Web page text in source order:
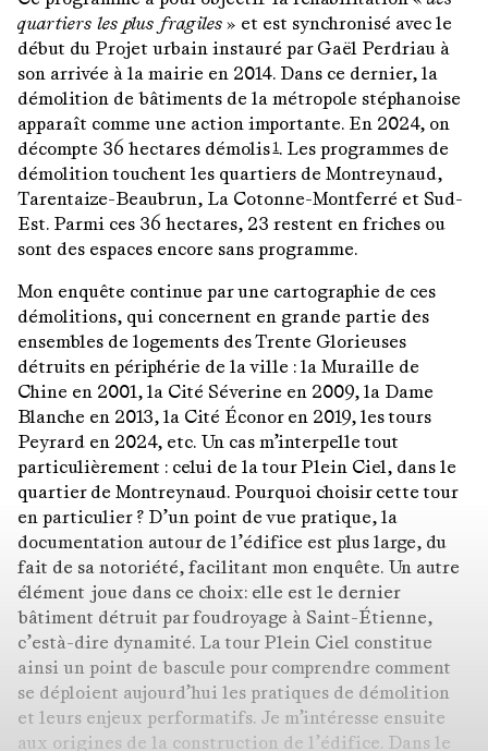
quartiers les plus fragiles » et est synchronisé avec le
début du Projet urbain instauré par Gaël Perdriau à
son arrivée à la mairie en 2014. Dans ce dernier, la
démolition de bâtiments de la métropole stéphanoise
apparaît comme une action importante. En 2024, on
décompte 36 hectares démolis 1. Les programmes de
démolition touchent les quartiers de Montreynaud,
Tarentaize-Beaubrun, La Cotonne-Montferré et Sud-
Est. Parmi ces 36 hectares, 23 restent en friches ou
sont des espaces encore sans programme.
Mon enquête continue par une cartographie de ces
démolitions, qui concernent en grande partie des
ensembles de logements des Trente Glorieuses
détruits en périphérie de la ville : la Muraille de
Chine en 2001, la Cité Séverine en 2009, la Dame
Blanche en 2013, la Cité Éconor en 2019, les tours
Peyrard en 2024, etc. Un cas m’interpelle tout
particulièrement : celui de la tour Plein Ciel, dans le
quartier de Montreynaud. Pourquoi choisir cette tour
en particulier ? D’un point de vue pratique, la
documentation autour de l’édifice est plus large, du
fait de sa notoriété, facilitant mon enquête. Un autre
élément joue dans ce choix: elle est le dernier
bâtiment détruit par foudroyage à Saint-Étienne,
c’està-dire dynamité. La tour Plein Ciel constitue
ainsi un point de bascule pour comprendre comment
se déploient aujourd’hui les pratiques de démolition
et leurs enjeux performatifs. Je m’intéresse ensuite
aux origines de la construction de l’édifice. Dans le